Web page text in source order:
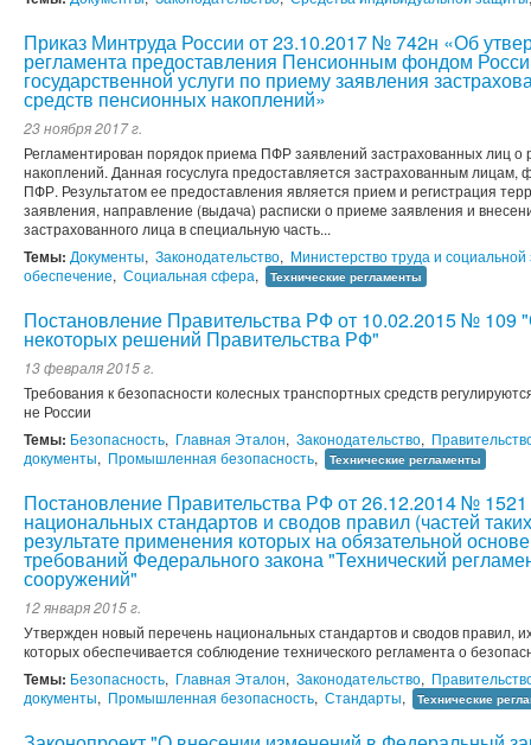
Приказ Минтруда России от 23.10.2017 № 742н «Об
регламента предоставления Пенсионным фондом
государственной услуги по приему заявления
средств пенсионных накоплений»
23 ноября 2017 г.
Регламентирован порядок приема ПФР заявлений застрахованных лиц
накоплений. Данная госуслуга предоставляется застрахованным
ПФР. Результатом ее предоставления является прием и регистрация
заявления, направление (выдача) расписки о приеме заявления и
застрахованного лица в специальную часть...
Темы: Документы, Законодательство, Министерство труда и
обеспечение, Социальная сфера, Технические регламенты
Постановление Правительства РФ от 10.02.2015 № 109
некоторых решений Правительства РФ"
13 февраля 2015 г.
Требования к безопасности колесных транспортных средств
не России
Темы: Безопасность, Главная Эталон, Законодательство,
документы, Промышленная безопасность, Технические регламенты
Постановление Правительства РФ от 26.12.2014 №
национальных стандартов и сводов правил (частей
результате применения которых на обязательной
требований Федерального закона "Технический
сооружений"
12 января 2015 г.
Утвержден новый перечень национальных стандартов и сводов правил,
которых обеспечивается соблюдение технического регламента о
Темы: Безопасность, Главная Эталон, Законодательство,
документы, Промышленная безопасность, Стандарты, Технические